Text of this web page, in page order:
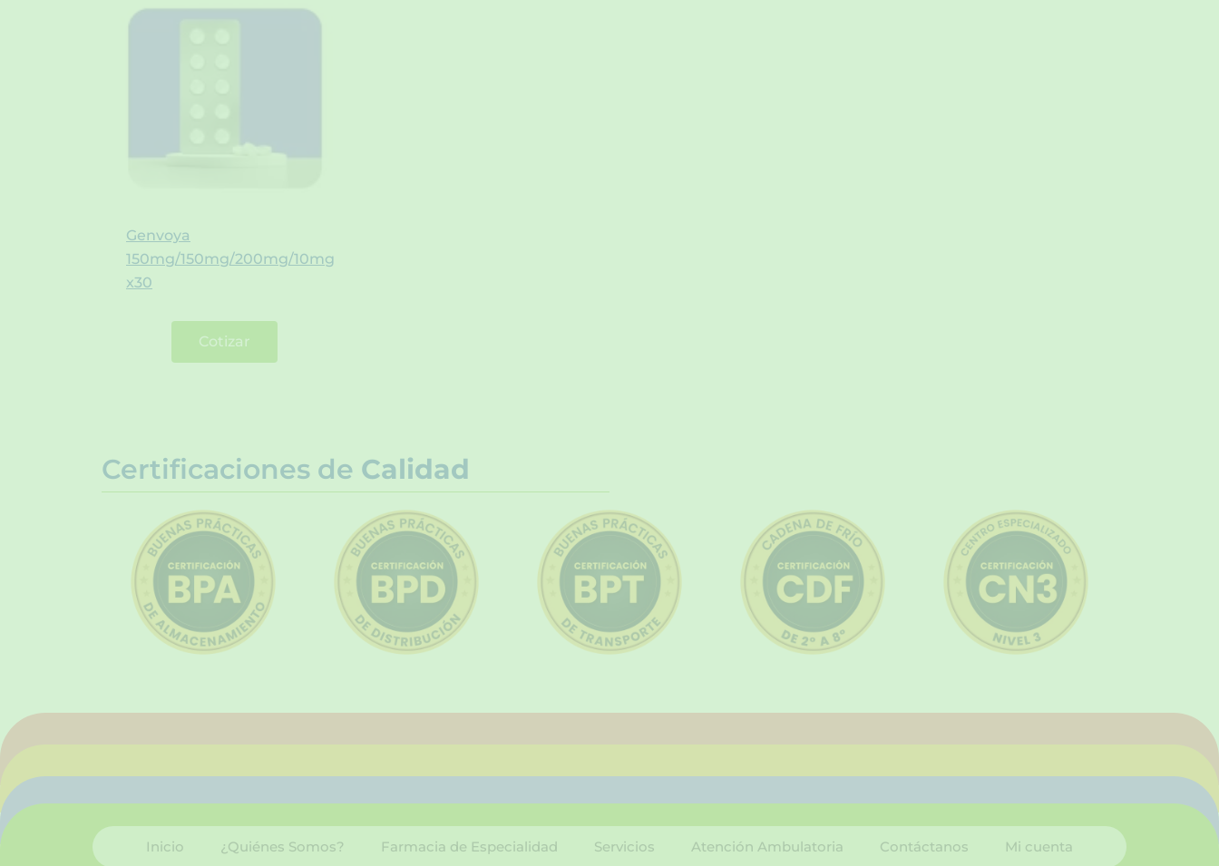
Genvoya
150mg/150mg/200mg/10mg
x30
Cotizar
Certificaciones de Calidad
Inicio ¿Quiénes Somos? Farmacia de Especialidad Servicios Atención Ambulatoria Contáctanos Mi cuenta